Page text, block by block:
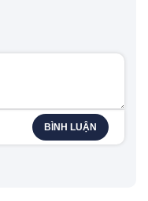
BÌNH LUẬN